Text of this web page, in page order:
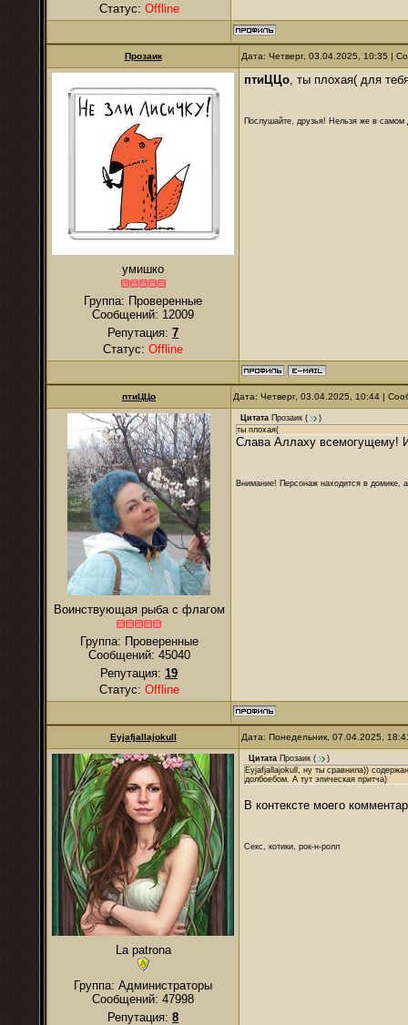
Статус: Offline
Прозаик Дата: Четверг, 03.04.2025, 10:35 |
умишко
Группа: Проверенные
Сообщений: 12009
Репутация: 7
Статус: Offline
птиЦЦо, ты плохая( для
Послушайте, друзья! Нельзя же в самом
птиЦЦо Дата: Четверг, 03.04.2025, 10:44 |
Воинствующая рыба с флагом
Группа: Проверенные
Сообщений: 45040
Репутация: 19
Статус: Offline
Цитата Прозаик (
)
ты плохая(
Слава Аллаху всемогущему!
Внимание! Персонаж находится в домике,
Eyjafjallajokull Дата: Понедельник, 07.04.2025,
La patrona
Группа: Администраторы
Сообщений: 47998
Репутация: 8
Цитата Прозаик (
)
Eyjafjallajokull, ну ты сравнила))
долбоебом. А тут эпическая притча)
В контексте моего
Секс, котики, рок-н-ролл